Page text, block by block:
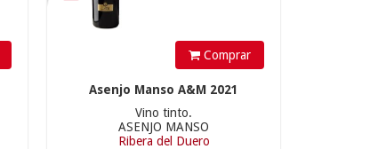
Comprar
Asenjo Manso A&M 2021
Vino tinto.
ASENJO MANSO
Ribera del Duero